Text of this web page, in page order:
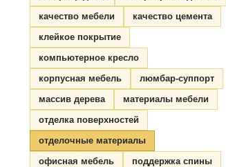
качество мебели
качество цемента
клейкое покрытие
компьютерное кресло
корпусная мебель
люмбар-суппорт
массив дерева
материалы мебели
отделка поверхностей
отделочные материалы
офисная мебель
поддержка спины